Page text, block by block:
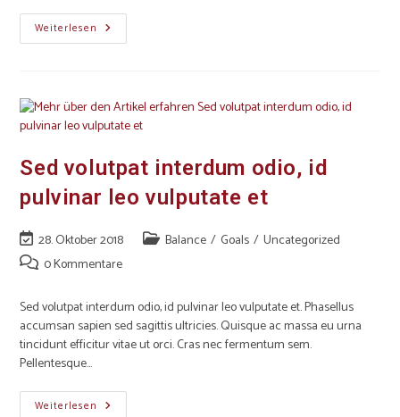
Weiterlesen
Sed volutpat interdum odio, id
pulvinar leo vulputate et
28. Oktober 2018 Balance / Goals / Uncategorized
0 Kommentare
Sed volutpat interdum odio, id pulvinar leo vulputate et. Phasellus
accumsan sapien sed sagittis ultricies. Quisque ac massa eu urna
tincidunt efficitur vitae ut orci. Cras nec fermentum sem.
Pellentesque…
Weiterlesen